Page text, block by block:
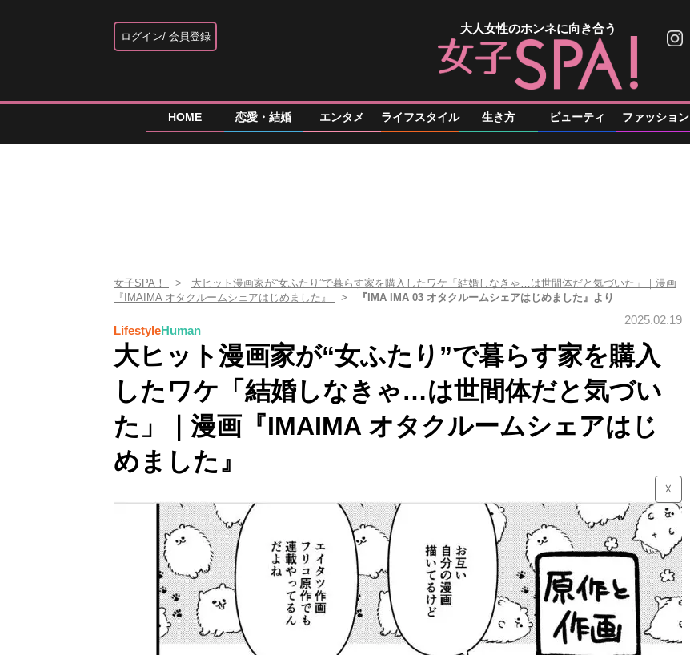
ログイン 会員登録
大人女性のホンネに向き合う
HOME 恋愛・結婚 エンタメ ライフスタイル 生き方 ビューティ ファッション
女子SPA！
大ヒット漫画家が“女ふたり”で暮らす家を購入したワケ「結婚しなきゃ…は世間体だと気づいた」｜漫画
『IMAIMA オタクルームシェアはじめました』
『IMA IMA 03 オタクルームシェアはじめました』より
LifestyleHuman
2025.02.19
大ヒット漫画家が“女ふたり”で暮らす家を購入
したワケ「結婚しなきゃ…は世間体だと気づい
た」｜漫画『IMAIMA オタクルームシェアはじ
めました』
☓